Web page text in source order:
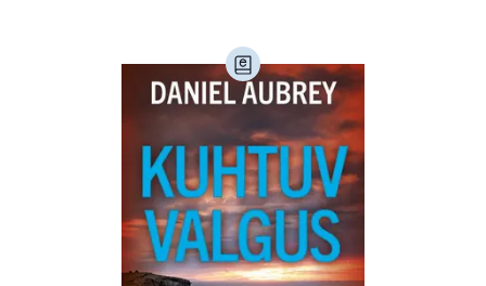
Maamajandus (24)
Majandus (34)
Perioodika (15)
Psühholoogia (184)
Rahandus (46)
Religioon (107)
Siseturvalisus (34)
Sport (52)